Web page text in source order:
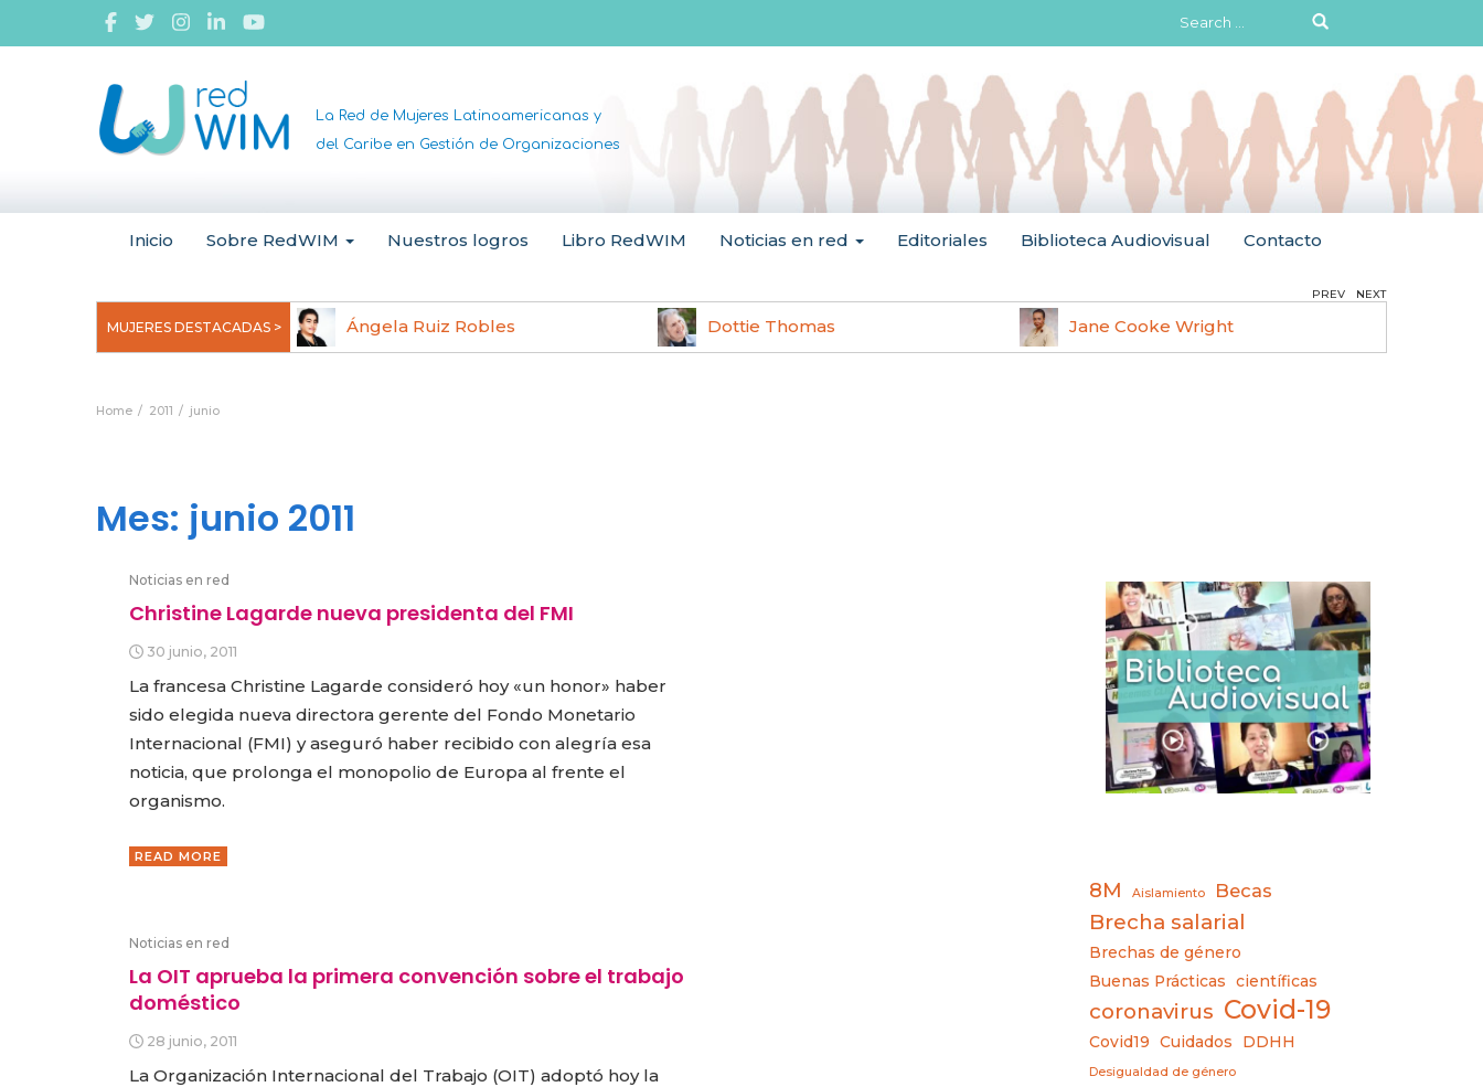
Search
for:
La Red de Mujeres Latinoamericanas y
del Caribe en Gestión de Organizaciones
Inicio Sobre RedWIM Nuestros logros Libro RedWIM Noticias en red Editoriales Biblioteca Audiovisual Contacto
MUJERES DESTACADAS >
Uchegbu, pionera en
Ángela Ruiz Robles Dottie Thomas Jane Cooke Wright
PREV NEXT
Home 2011 junio
Mes: junio 2011
Noticias en red
Christine Lagarde nueva presidenta del FMI
30 junio, 2011
La francesa Christine Lagarde consideró hoy «un honor» haber
sido elegida nueva directora gerente del Fondo Monetario
Internacional (FMI) y aseguró haber recibido con alegría esa
noticia, que prolonga el monopolio de Europa al frente el
organismo.
READ MORE
Noticias en red
La OIT aprueba la primera convención sobre el trabajo
doméstico
28 junio, 2011
La Organización Internacional del Trabajo (OIT) adoptó hoy la
8M Aislamiento Becas
Brecha salarial
Brechas de género
Buenas Prácticas
científicas
coronavirus Covid-19
Covid19 Cuidados DDHH
Desigualdad de género